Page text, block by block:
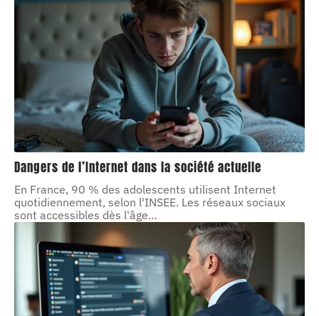
Dangers de l’Internet dans la société actuelle
En France, 90 % des adolescents utilisent Internet
quotidiennement, selon l'INSEE. Les réseaux sociaux
sont accessibles dès l'âge…